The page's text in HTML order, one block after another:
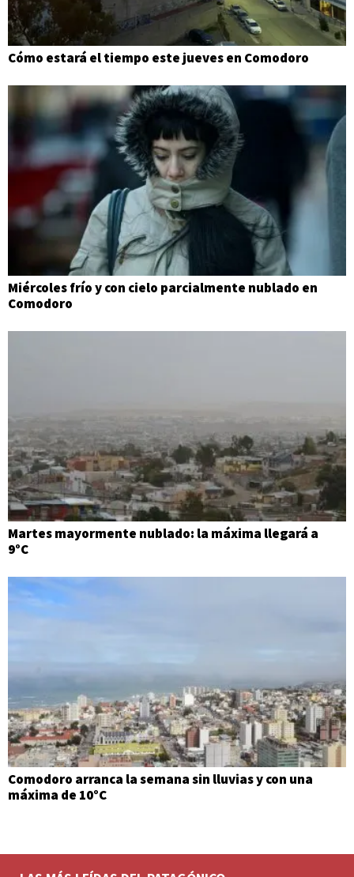
Cómo estará el tiempo este jueves en Comodoro
Miércoles frío y con cielo parcialmente nublado en
Comodoro
Martes mayormente nublado: la máxima llegará a
9°C
Comodoro arranca la semana sin lluvias y con una
máxima de 10°C